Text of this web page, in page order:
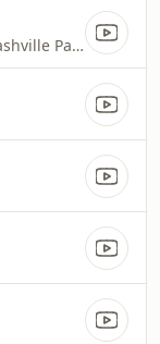
Johnny Modesto and the Nashville Parthanon